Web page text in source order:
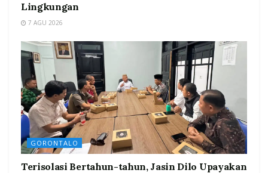
Lingkungan
7 AGU 2026
GORONTALO
Terisolasi Bertahun-tahun, Jasin Dilo Upayakan